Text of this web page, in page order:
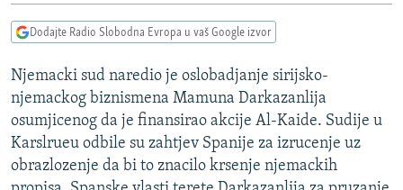
Pređite
pretragu
VIZUELNO
VIDEO
FOTOGALERIJE
INFOGRAFIKE
PODCASTI
RAT U UKRAJINI
KINA NA BALKANU
RSE PRIČE IZ SVIJETA
Dodajte Radio Slobodna Evropa u vaš Google izvor
Njemacki sud naredio je oslobadjanje sirijsko-
njemackog biznismena Mamuna Darkazanlija
osumjicenog da je finansirao akcije Al-Kaide. Sudije u
Karslrueu odbile su zahtjev Spanije za izrucenje uz
obrazlozenje da bi to znacilo krsenje njemackih